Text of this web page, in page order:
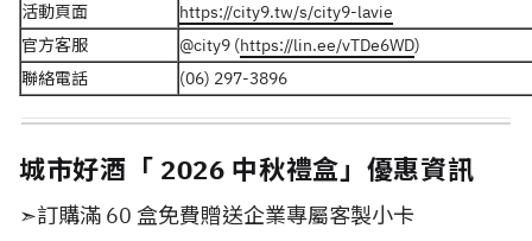
活動頁面
https://city9.tw/s/city9-lavie
官方客服
@city9 (https://lin.ee/vTDe6WD)
聯絡電話
(06) 297-3896
城市好酒「 2026 中秋禮盒」優惠資訊
➣訂購滿 60 盒免費贈送企業專屬客製小卡